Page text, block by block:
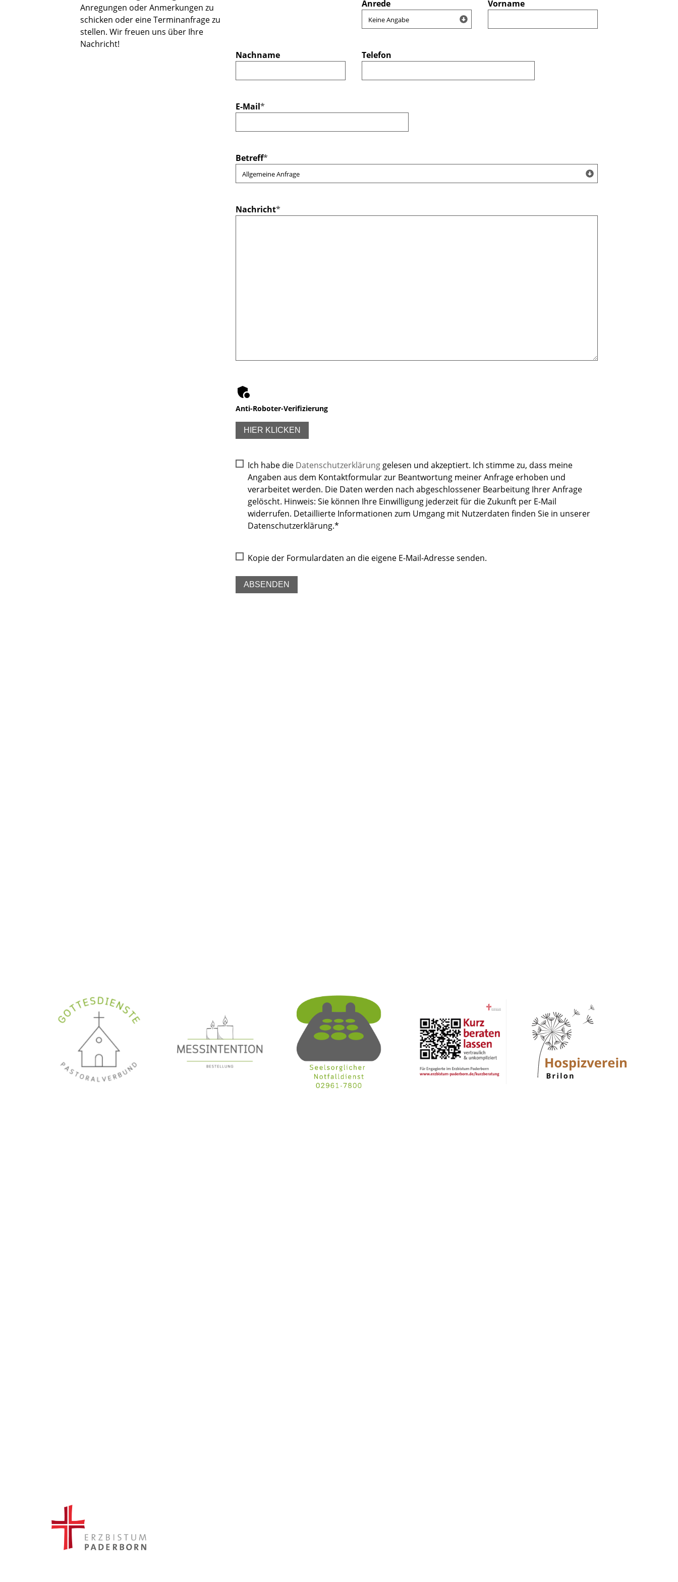
Anregungen oder Anmerkungen zu
schicken oder eine Terminanfrage zu
stellen. Wir freuen uns über Ihre
Nachricht!
Anrede
Vorname
Nachname Telefon
E-Mail*
Betreff*
Nachricht*
Anti-Roboter-Verifizierung
HIER KLICKEN
Ich habe die Datenschutzerklärunggelesen und akzeptiert. Ich stimme zu, dass meine
Angaben aus dem Kontaktformular zur Beantwortung meiner Anfrage erhoben und
verarbeitet werden. Die Daten werden nach abgeschlossener Bearbeitung Ihrer Anfrage
gelöscht. Hinweis: Sie können Ihre Einwilligung jederzeit für die Zukunft per E-Mail
widerrufen. Detaillierte Informationen zum Umgang mit Nutzerdaten finden Sie in unserer
Datenschutzerklärung.*
Kopie der Formulardaten an die eigene E-Mail-Adresse senden.